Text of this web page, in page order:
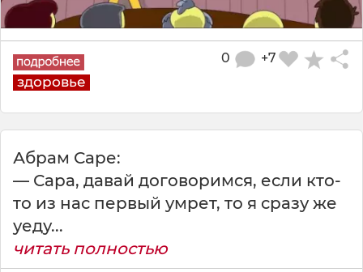
здоровье
+7
0
Абрам Саре:
— Сара, давай договоримся, если кто-
то из нас первый умрет, то я сразу же
уеду...
читать полностью